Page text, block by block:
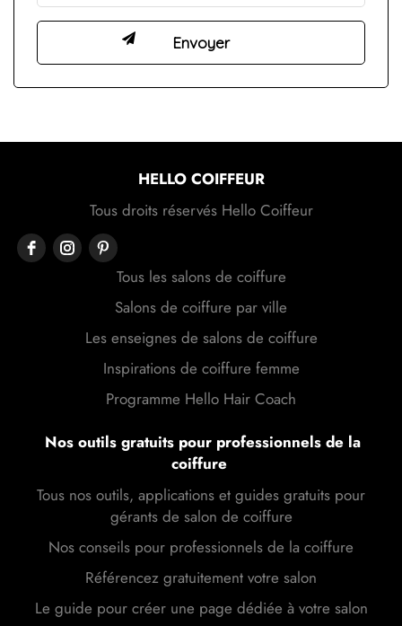
HELLO COIFFEUR
Tous droits réservés Hello Coiffeur
Tous les salons de coiffure
Salons de coiffure par ville
Les enseignes de salons de coiffure
Inspirations de coiffure femme
Programme Hello Hair Coach
Nos outils gratuits pour professionnels de la
coiffure
Tous nos outils, applications et guides gratuits pour
gérants de salon de coiffure
Nos conseils pour professionnels de la coiffure
Référencez gratuitement votre salon
Le guide pour créer une page dédiée à votre salon